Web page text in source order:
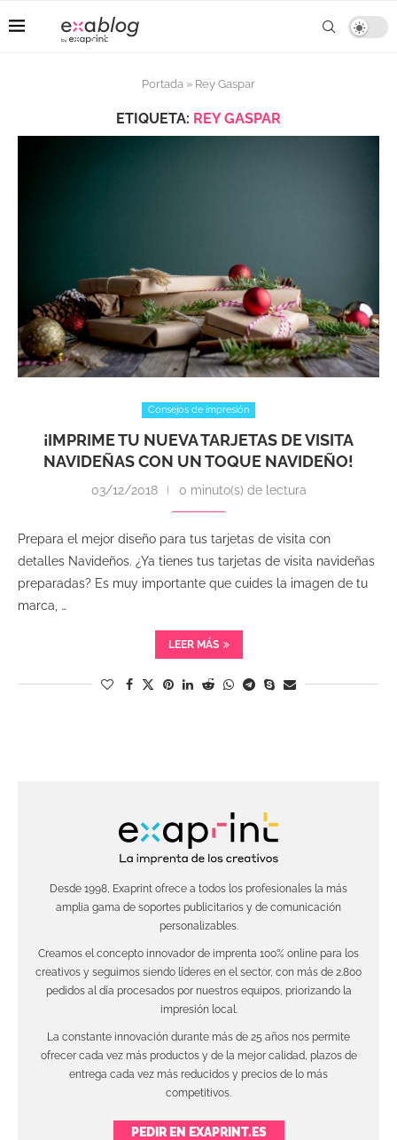
Portada » Rey Gaspar
ETIQUETA: REY GASPAR
Consejos de impresión
¡IMPRIME TU NUEVA TARJETAS DE VISITA
NAVIDEÑAS CON UN TOQUE NAVIDEÑO!
03/12/2018 0 minuto(s) de lectura
Prepara el mejor diseño para tus tarjetas de visita con
detalles Navideños. ¿Ya tienes tus tarjetas de visita navideñas
preparadas? Es muy importante que cuides la imagen de tu
marca, …
LEER MÁS
Desde 1998, Exaprint ofrece a todos los profesionales la más
amplia gama de soportes publicitarios y de comunicación
personalizables.
Creamos el concepto innovador de imprenta 100% online para los
creativos y seguimos siendo líderes en el sector, con más de 2.800
pedidos al día procesados por nuestros equipos, priorizando la
impresión local.
La constante innovación durante más de 25 años nos permite
ofrecer cada vez más productos y de la mejor calidad, plazos de
entrega cada vez más reducidos y precios de lo más
competitivos.
PEDIR EN EXAPRINT.ES